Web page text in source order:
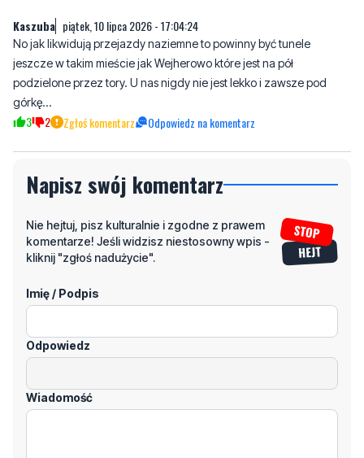
podzielone przez tory. U nas nigdy nie jest lekko i zawsze pod
górkę...
3 2 Zgłoś komentarz Odpowiedz na komentarz
Napisz swój komentarz
komentarze! Jeśli widzisz niestosowny wpis -
kliknij "zgłoś nadużycie".
Imię / Podpis
Odpowiedz
Wiadomość